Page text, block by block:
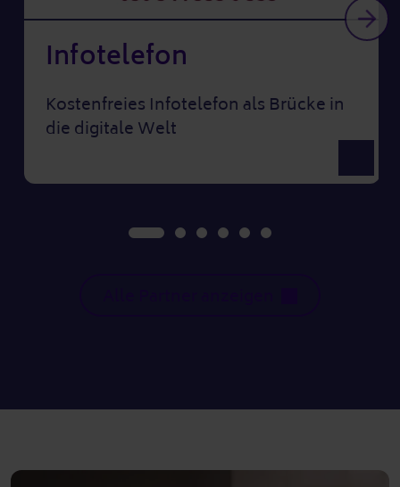
Infotelefon
Kostenfreies Infotelefon als Brücke in
die digitale Welt